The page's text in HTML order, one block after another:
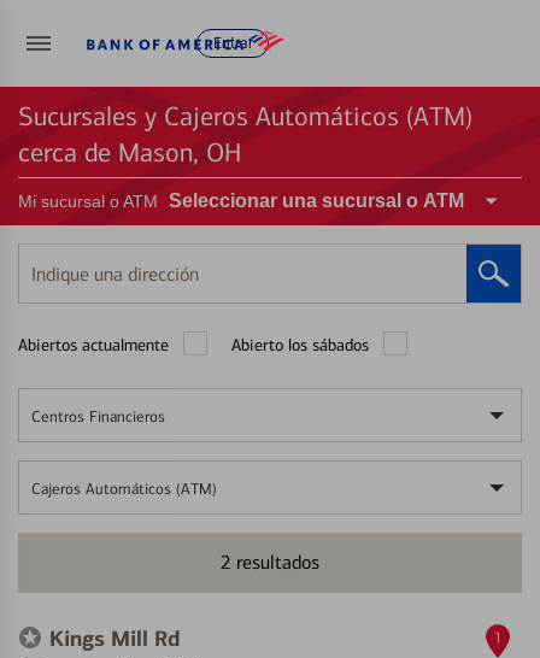
Entrar
Sucursales y Cajeros Automáticos (ATM)
cerca de Mason, OH
Mi sucursal o ATM Seleccionar una sucursal o ATM
Indique
una
Abiertos actualmente Abierto los sábados
Centros Financieros
Cajeros Automáticos (ATM)
2 resultados
Kings Mill Rd 1